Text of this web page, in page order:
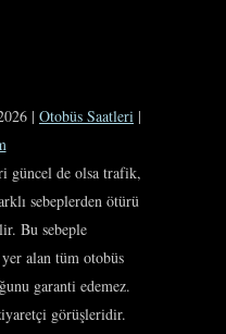
| Otobüs Saatleri |
güncel de olsa trafik,
sebeplerden ötürü
Bu sebeple
alan tüm otobüs
garanti edemez.
görüşleridir.